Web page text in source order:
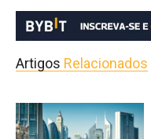
Artigos Relacionados